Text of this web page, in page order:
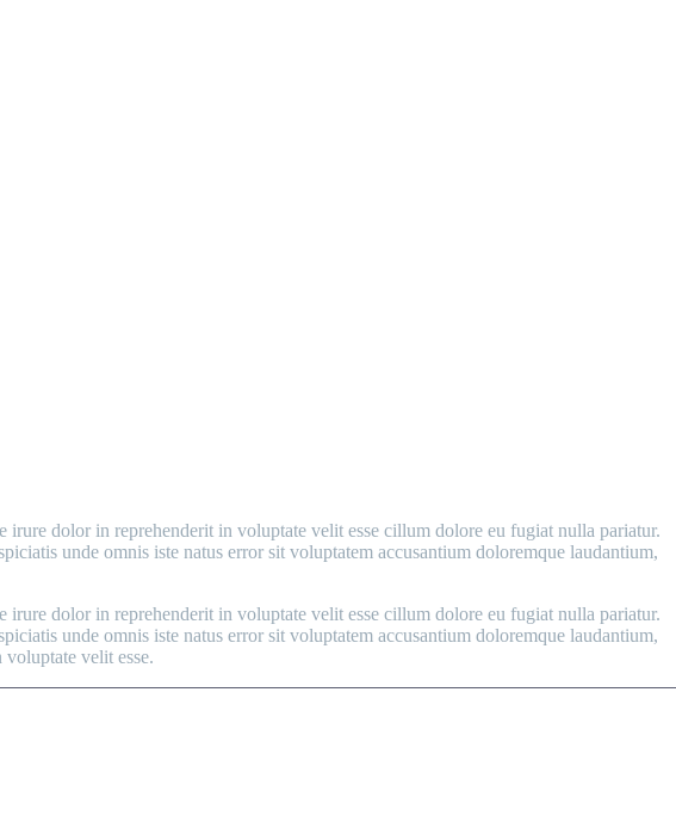
dolor in reprehenderit in voluptate velit esse cillum dolore eu fugiat nulla pariatur.
unde omnis iste natus error sit voluptatem accusantium doloremque laudantium,
dolor in reprehenderit in voluptate velit esse cillum dolore eu fugiat nulla pariatur.
unde omnis iste natus error sit voluptatem accusantium doloremque laudantium,
velit esse.